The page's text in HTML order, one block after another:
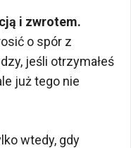
i zwrotem.
o spór z
jeśli otrzymałeś
już tego nie
wtedy, gdy